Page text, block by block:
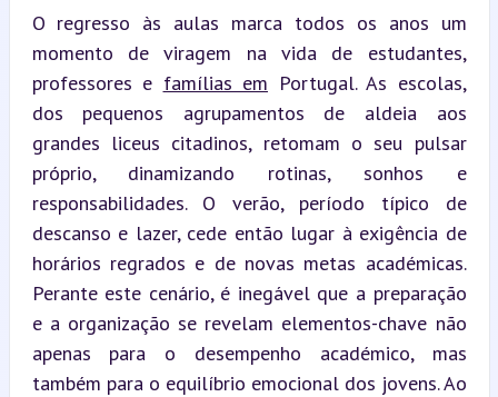
O regresso às aulas marca todos os anos um
momento de viragem na vida de estudantes,
professores e famílias em Portugal. As escolas,
dos pequenos agrupamentos de aldeia aos
grandes liceus citadinos, retomam o seu pulsar
próprio, dinamizando rotinas, sonhos e
responsabilidades. O verão, período típico de
descanso e lazer, cede então lugar à exigência de
horários regrados e de novas metas académicas.
Perante este cenário, é inegável que a preparação
e a organização se revelam elementos-chave não
apenas para o desempenho académico, mas
também para o equilíbrio emocional dos jovens. Ao